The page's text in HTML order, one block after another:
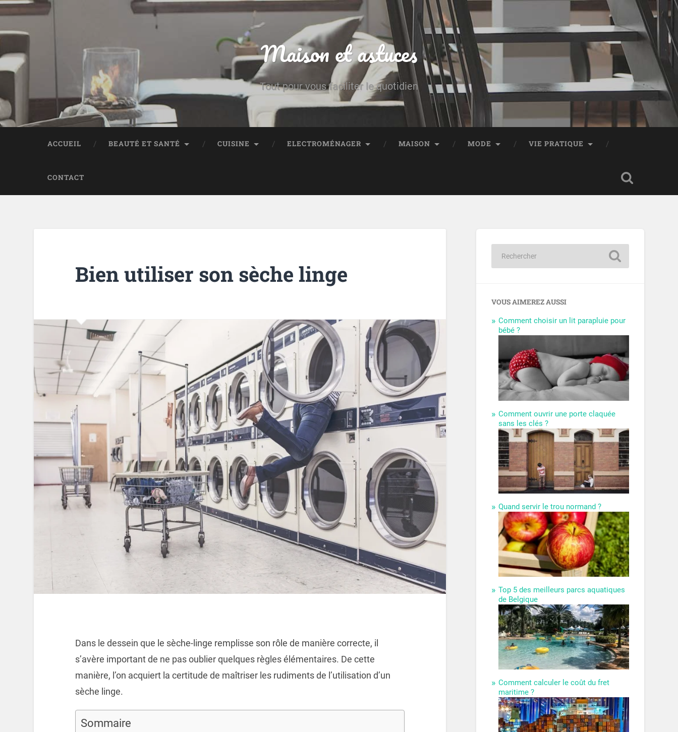
Maison et astuces
Tout pour vous faciliter le quotidien
ACCUEIL BEAUTÉ ET SANTÉ CUISINE ELECTROMÉNAGER MAISON MODE VIE PRATIQUE
CONTACT
Bien utiliser son sèche linge
Dans le dessein que le sèche-linge remplisse son rôle de manière correcte, il
s’avère important de ne pas oublier quelques règles élémentaires. De cette
manière, l’on acquiert la certitude de maîtriser les rudiments de l’utilisation d’un
sèche linge.
Sommaire
VOUS AIMEREZ AUSSI
Comment choisir un lit parapluie pour
bébé ?
Comment ouvrir une porte claquée
sans les clés ?
Quand servir le trou normand ?
Top 5 des meilleurs parcs aquatiques
de Belgique
Comment calculer le coût du fret
maritime ?